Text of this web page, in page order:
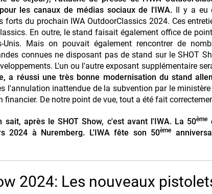
les canaux de médias sociaux de l'IWA. Il y a eu
forts du prochain IWA OutdoorClassics 2024. Ces
En outre, le stand faisait également office de
Unis. Mais on pouvait également rencontrer de
connues ne disposant pas de stand sur le SHOT
L'un ou l'autre exposant supplémentaire
a réussi une très bonne modernisation du stand
l'annulation inattendue de la subvention par le
financier. De notre point de vue, tout a été fait
sait, après le SHOT Show, c'est avant l'IWA. La 50ème
2024 à Nuremberg. L'IWA fête son 50ème
2024: Les nouveaux